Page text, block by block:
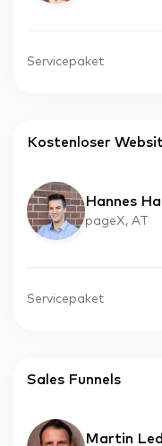
Servicepaket
Kostenloser
Hannes
pageX, AT
Servicepaket
Sales Funnels
Martin